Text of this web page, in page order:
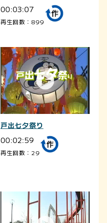
00:03:07
再生回数：899
戸出七夕祭り
00:02:59
再生回数：29